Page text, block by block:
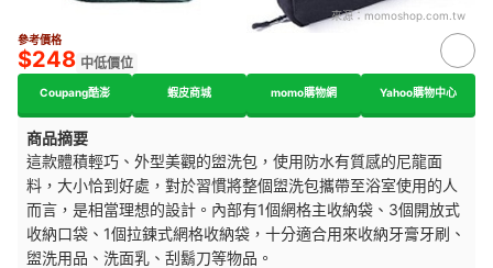
來源： momoshop.com.tw
參考價格
$248 中低價位
Coupang酷澎 蝦皮商城 momo購物網 Yahoo購物中心
商品摘要
這款體積輕巧、外型美觀的盥洗包，使用防水有質感的尼龍面
料，大小恰到好處，對於習慣將整個盥洗包攜帶至浴室使用的人
而言，是相當理想的設計。內部有1個網格主收納袋、3個開放式
收納口袋、1個拉鍊式網格收納袋，十分適合用來收納牙膏牙刷、
盥洗用品、洗面乳、刮鬍刀等物品。